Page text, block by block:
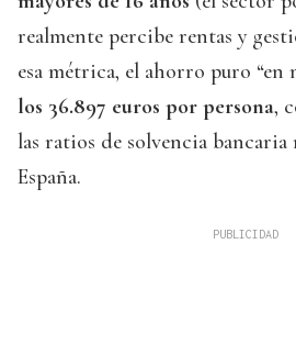
realmente percibe rentas y
esa métrica, el ahorro puro “en
los 36.897 euros por persona,
las ratios de solvencia bancaria
España.